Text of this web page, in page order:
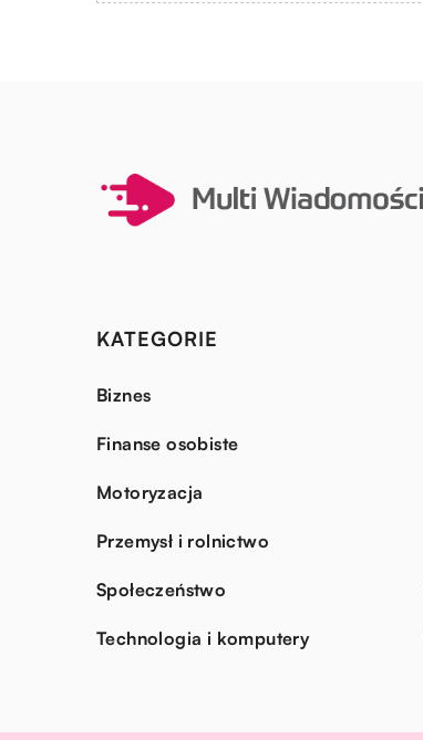
KATEGORIE
Biznes
Finanse osobiste
Motoryzacja
Przemysł i rolnictwo
Społeczeństwo
Technologia i komputery